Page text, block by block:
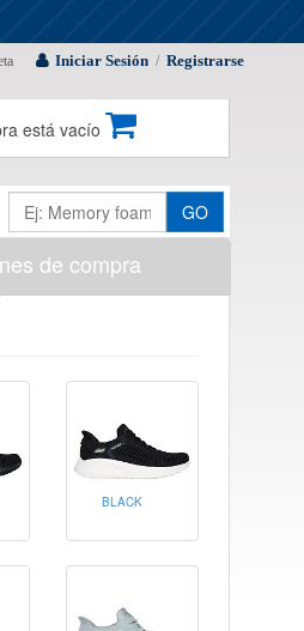
Iniciar Sesión / Registrarse
está vacío
GO
de compra
BLACK